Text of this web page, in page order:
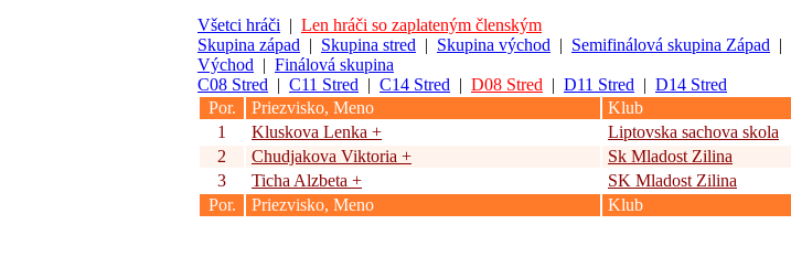
Všetci hráči | Len hráči so zaplateným členským
Skupina západ | Skupina stred | Skupina východ | Semifinálová skupina Západ |
Východ | Finálová skupina
C08 Stred | C11 Stred | C14 Stred | D08 Stred | D11 Stred | D14 Stred
Por.
Priezvisko, Meno Klub
1
Kluskova Lenka + Liptovska sachova skola
2
Chudjakova Viktoria + Sk Mladost Zilina
3
Ticha Alzbeta + SK Mladost Zilina
Por.
Priezvisko, Meno Klub